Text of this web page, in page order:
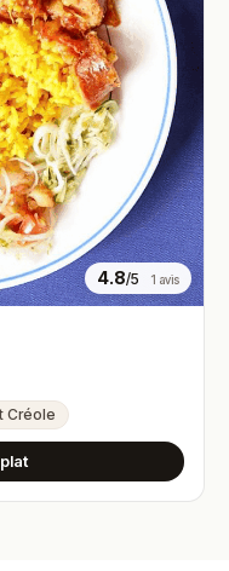
4.8/5 1 avis
Créole